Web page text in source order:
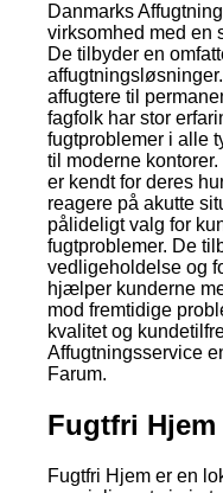
Danmarks
virksomhed med
De tilbyder en
affugtere til
fagfolk har stor
fugtproblemer i alle
til moderne
er kendt for deres
reagere på akutte
pålideligt valg for
fugtproblemer. De
vedligeholdelse og
hjælper kunderne
mod fremtidige
kvalitet og
Affugtningsservice
Farum.
Fugtfri Hjem
Fugtfri Hjem er en